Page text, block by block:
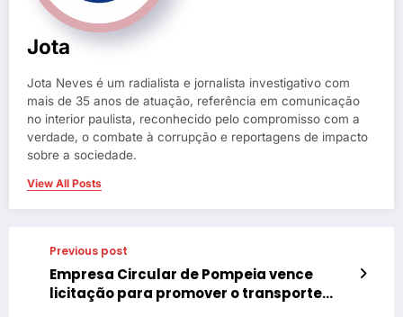
Jota
Jota Neves é um radialista e jornalista investigativo com
mais de 35 anos de atuação, referência em comunicação
no interior paulista, reconhecido pelo compromisso com a
verdade, o combate à corrupção e reportagens de impacto
sobre a sociedade.
View All Posts
Previous post
Empresa Circular de Pompeia vence
licitação para promover o transporte